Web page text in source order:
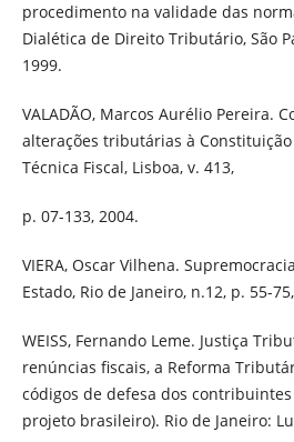
procedimento na validade das
Dialética de Direito Tributário, São
1999.
VALADÃO, Marcos Aurélio Pereira.
alterações tributárias à
Técnica Fiscal, Lisboa, v. 413,
p. 07-133, 2004.
VIERA, Oscar Vilhena.
Estado, Rio de Janeiro, n.12, p. 55-
WEISS, Fernando Leme. Justiça
renúncias fiscais, a Reforma
códigos de defesa dos contribuintes
projeto brasileiro). Rio de Janeiro: